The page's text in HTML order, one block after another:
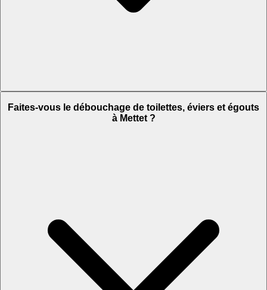
Faites-vous le débouchage de toilettes, éviers et égouts
à Mettet ?